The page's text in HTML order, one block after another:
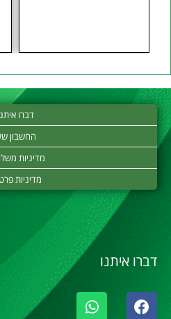
דברו
החשבון
מדיניות
מדיניות
דברו איתנו